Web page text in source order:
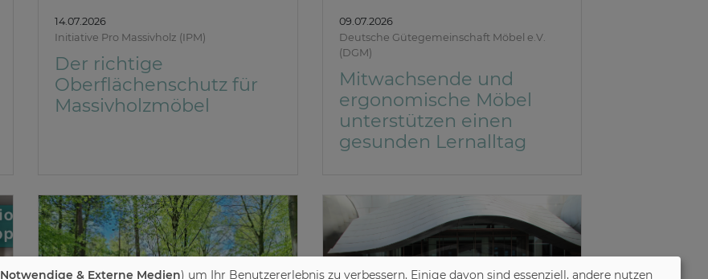
14.07.2026
Initiative Pro Massivholz (IPM)
Der richtige
Oberflächenschutz für
Massivholzmöbel
09.07.2026
Deutsche Gütegemeinschaft Möbel e.V.
(DGM)
Mitwachsende und
ergonomische Möbel
unterstützen einen
gesunden Lernalltag
Notwendige & Externe Medien) um Ihr Benutzererlebnis zu verbessern. Einige davon sind essenziell, andere nutzen